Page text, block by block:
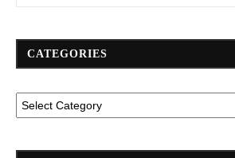
CATEGORIES